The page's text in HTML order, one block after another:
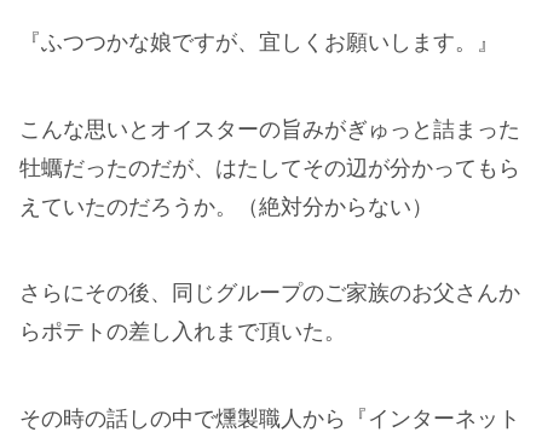
『ふつつかな娘ですが、宜しくお願いします。』
こんな思いとオイスターの旨みがぎゅっと詰まった
牡蠣だったのだが、はたしてその辺が分かってもら
えていたのだろうか。（絶対分からない）
さらにその後、同じグループのご家族のお父さんか
らポテトの差し入れまで頂いた。
その時の話しの中で燻製職人から『インターネット